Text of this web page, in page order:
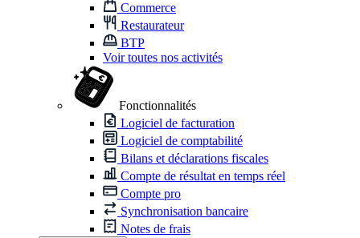
Commerce
Restaurateur
BTP
Voir toutes nos activités
Fonctionnalités
Logiciel de facturation
Logiciel de comptabilité
Bilans et déclarations fiscales
Compte de résultat en temps réel
Compte pro
Synchronisation bancaire
Notes de frais